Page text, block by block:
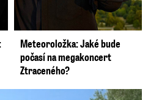
Meteoroložka: Jaké bude
počasí na megakoncert
Ztraceného?